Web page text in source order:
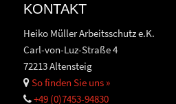
KONTAKT
Heiko Müller Arbeitsschutz e.K.
Carl-von-Luz-Straße 4
72213 Altensteig
So finden Sie uns »
+49 (0)7453-94830